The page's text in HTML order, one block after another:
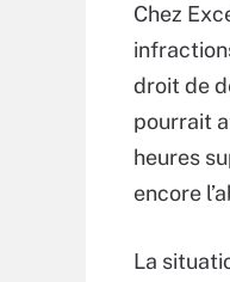
Chez
droit de
pourrait
heures
encore
La